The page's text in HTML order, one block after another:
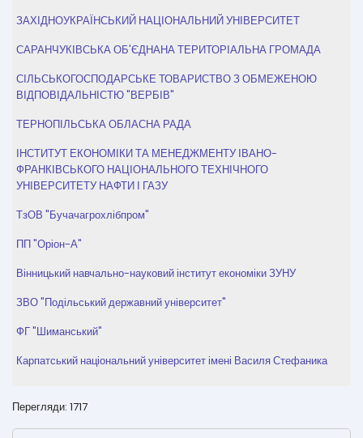
ЗАХІДНОУКРАЇНСЬКИЙ НАЦІОНАЛЬНИЙ УНІВЕРСИТЕТ
САРАНЧУКІВСЬКА ОБ'ЄДНАНА ТЕРИТОРІАЛЬНА ГРОМАДА
СІЛЬСЬКОГОСПОДАРСЬКЕ ТОВАРИСТВО З ОБМЕЖЕНОЮ
ВІДПОВІДАЛЬНІСТЮ "ВЕРБІВ"
ТЕРНОПІЛЬСЬКА ОБЛАСНА РАДА
ІНСТИТУТ ЕКОНОМІКИ ТА МЕНЕДЖМЕНТУ ІВАНО-
ФРАНКІВСЬКОГО НАЦІОНАЛЬНОГО ТЕХНІЧНОГО
УНІВЕРСИТЕТУ НАФТИ І ГАЗУ
ТзОВ "Бучачагрохлібпром"
ПП "Оріон-А"
Вінницький навчально-науковий інститут економіки ЗУНУ
ЗВО "Подільський державний університет"
ФГ "Шиманський"
Карпатський національний університет імені Василя Стефаника
Перегляди: 1717